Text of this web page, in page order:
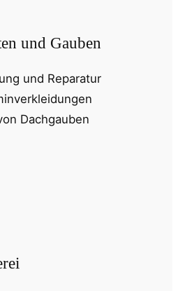
und Gauben
und Reparatur
Dachgauben